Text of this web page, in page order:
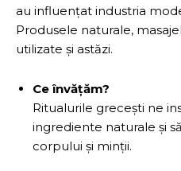
au influențat industria
Produsele naturale,
utilizate și astăzi.
Ce învățăm?
Ritualurile grecești ne
ingrediente naturale și
corpului și minții.